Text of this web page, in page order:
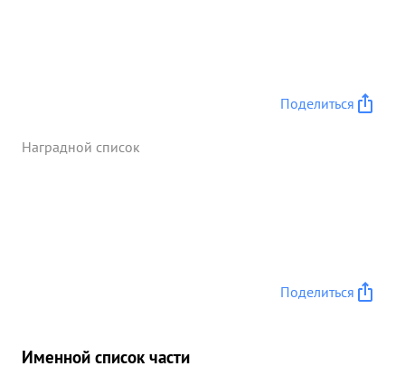
Поделиться
Наградной список
Поделиться
Именной список части